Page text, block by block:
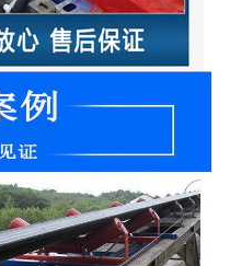
DCS-T系列吨袋包装秤
皮带秤
ICS系列皮带秤
子配料秤